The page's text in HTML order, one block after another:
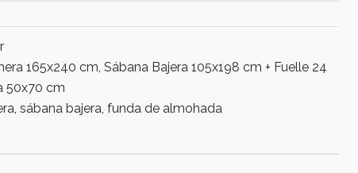
165x240 cm, Sábana Bajera 105x198 cm + Fuelle 24
50x70 cm
sábana bajera, funda de almohada